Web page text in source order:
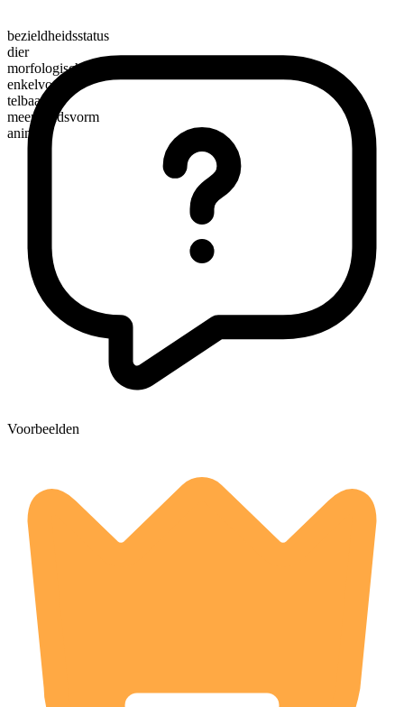
bezieldheidsstatus
dier
morfologische samenstelling
enkelvoudig
telbaar
meervoudsvorm
animals
Voorbeelden